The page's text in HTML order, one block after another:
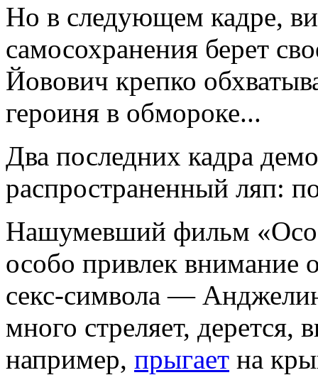
Но в следующем кадре,
самосохранения берет
Йовович крепко
героиня в обмороке...
Два последних кадра
распространенный ляп:
Нашумевший фильм
особо привлек внимание
секс-символа —
много стреляет,
например, прыгает на